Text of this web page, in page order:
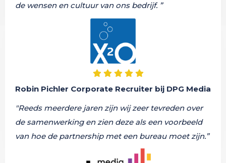
de wensen en cultuur van ons bedrijf. ”
Robin Pichler Corporate Recruiter bij DPG Media
"Reeds meerdere jaren zijn wij zeer tevreden over
de samenwerking en zien deze als een voorbeeld
van hoe de partnership met een bureau moet zijn.”